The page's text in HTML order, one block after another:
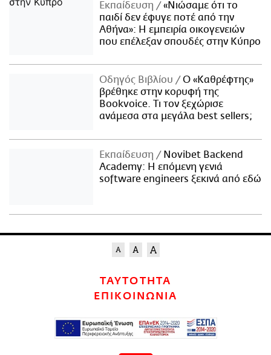
Εκπαίδευση
«Νιώσαμε ότι το
παιδί δεν έφυγε ποτέ από την
Αθήνα»: Η εμπειρία οικογενειών
που επέλεξαν σπουδές στην Κύπρο
Οδηγός Βιβλίου
Ο «Καθρέφτης»
βρέθηκε στην κορυφή της
Bookvoice. Τι τον ξεχώρισε
ανάμεσα στα μεγάλα best sellers;
Εκπαίδευση
Novibet Backend
Academy: Η επόμενη γενιά
software engineers ξεκινά από εδώ
ΤΑΥΤΟΤΗΤΑ
ΕΠΙΚΟΙΝΩΝΙΑ